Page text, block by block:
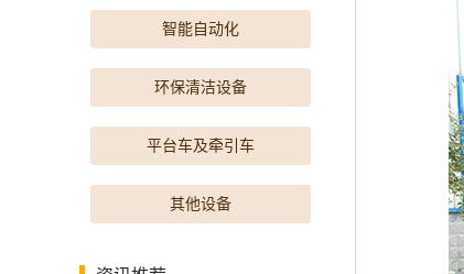
智能自动化
环保清洁设备
平台车及牵引车
其他设备